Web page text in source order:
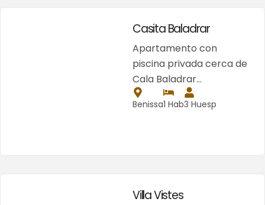
Casita Baladrar
Apartamento con
piscina privada cerca de
Cala Baladrar…
Benissa1 Hab3 Huesp
Villa Vistes